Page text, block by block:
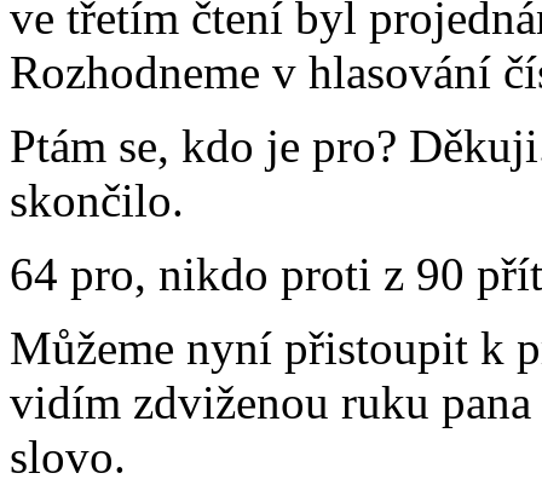
ve třetím čtení byl
Rozhodneme v hlasování
Ptám se, kdo je pro?
skončilo.
64 pro, nikdo proti z 90
Můžeme nyní přistoupit k
vidím zdviženou ruku pana
slovo.